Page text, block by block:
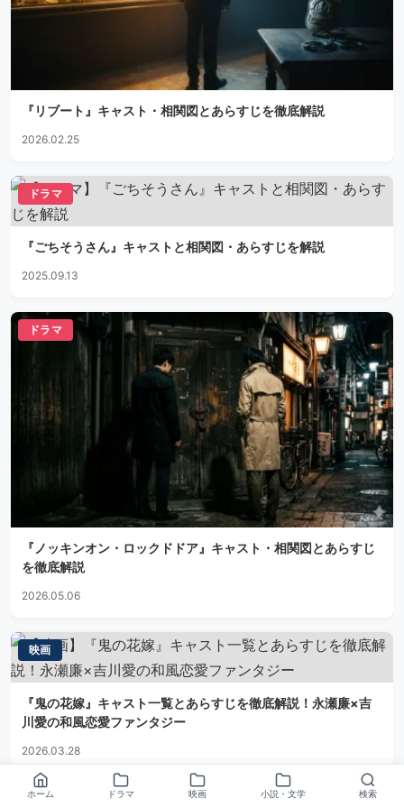
『リブート』キャスト・相関図とあらすじを徹底解説
2026.02.25
ドラマ
『ごちそうさん』キャストと相関図・あらすじを解説
2025.09.13
ドラマ
『ノッキンオン・ロックドドア』キャスト・相関図とあらすじ
を徹底解説
2026.05.06
映画
『鬼の花嫁』キャスト一覧とあらすじを徹底解説！永瀬廉×吉
川愛の和風恋愛ファンタジー
2026.03.28
ホーム ドラマ 映画 小説・文学 検索